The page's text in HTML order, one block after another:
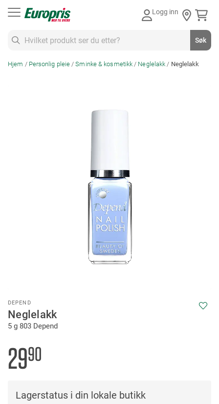
Logg inn
Søk
Hjem Personlig pleie Sminke & kosmetikk Neglelakk Neglelakk
DEPEND
Neglelakk
5 g 803 Depend
2990
Lagerstatus i din lokale butikk
to
the
beginning
the
images
gallery